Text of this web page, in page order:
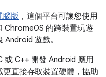
腦版 ，這個平台可讓您使用
ChromeOS 的跨裝置玩遊
遊戲。
或 C++ 開發 Android 應用
直接存取裝置硬體，協助